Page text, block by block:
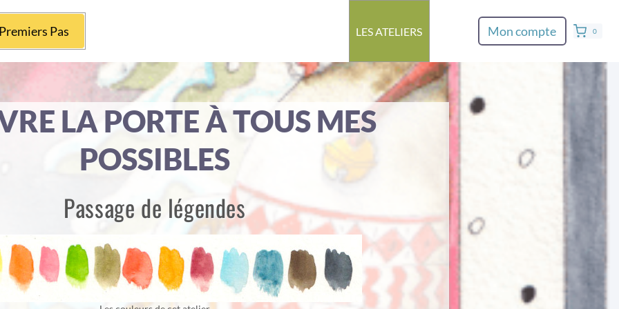
Premiers Pas LES ATELIERS Mon compte 0
LA PORTE À TOUS MES
POSSIBLES
Passage de légendes